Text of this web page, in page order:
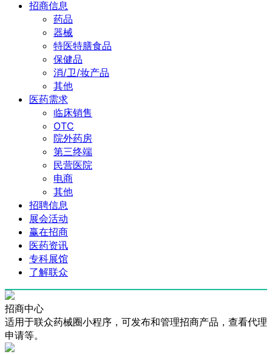
招商信息
药品
器械
特医特膳食品
保健品
消/卫/妆产品
其他
医药需求
临床销售
OTC
院外药房
第三终端
民营医院
电商
其他
招聘信息
展会活动
赢在招商
医药资讯
专科展馆
了解联众
招商中心
适用于联众药械圈小程序，可发布和管理招商产品，查看代理
申请等。